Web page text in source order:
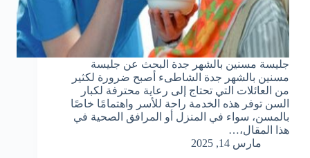
جليسة مسنين بالشهر جدة البحث عن جليسة
مسنين بالشهر جدة الشاطىء أصبح ضرورة لكثير
من العائلات التي تحتاج إلى رعاية محترفة لكبار
السن توفر هذه الخدمة راحة للأسر واهتمامًا خاصًا
بالمسن، سواء في المنزل أو المرافق الصحية في
هذا المقال،…
مارس 14, 2025